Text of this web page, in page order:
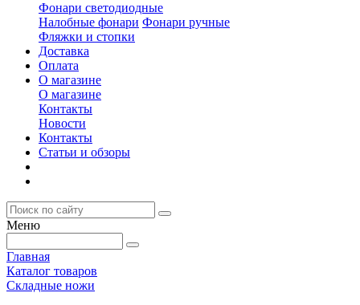
Фонари светодиодные
Налобные фонари Фонари ручные
Фляжки и стопки
Доставка
Оплата
О магазине
О магазине
Контакты
Новости
Контакты
Статьи и обзоры
Меню
Главная
Каталог товаров
Складные ножи